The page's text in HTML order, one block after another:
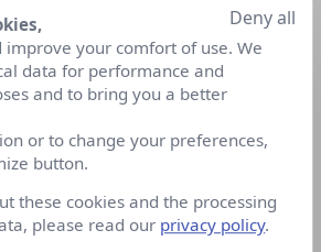
des RP, quel impact ?
pour les journalistes, forcés
improve your comfort of use. We
data for performance and
and to bring you a better
or to change your preferences,
button.
these cookies and the processing
please read our privacy policy.
Deny all